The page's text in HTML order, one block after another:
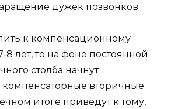
дужек позвонков.
к компенсационному
лет, то на фоне постоянной
столба начнут
вторичные
итоге приведут к тому,